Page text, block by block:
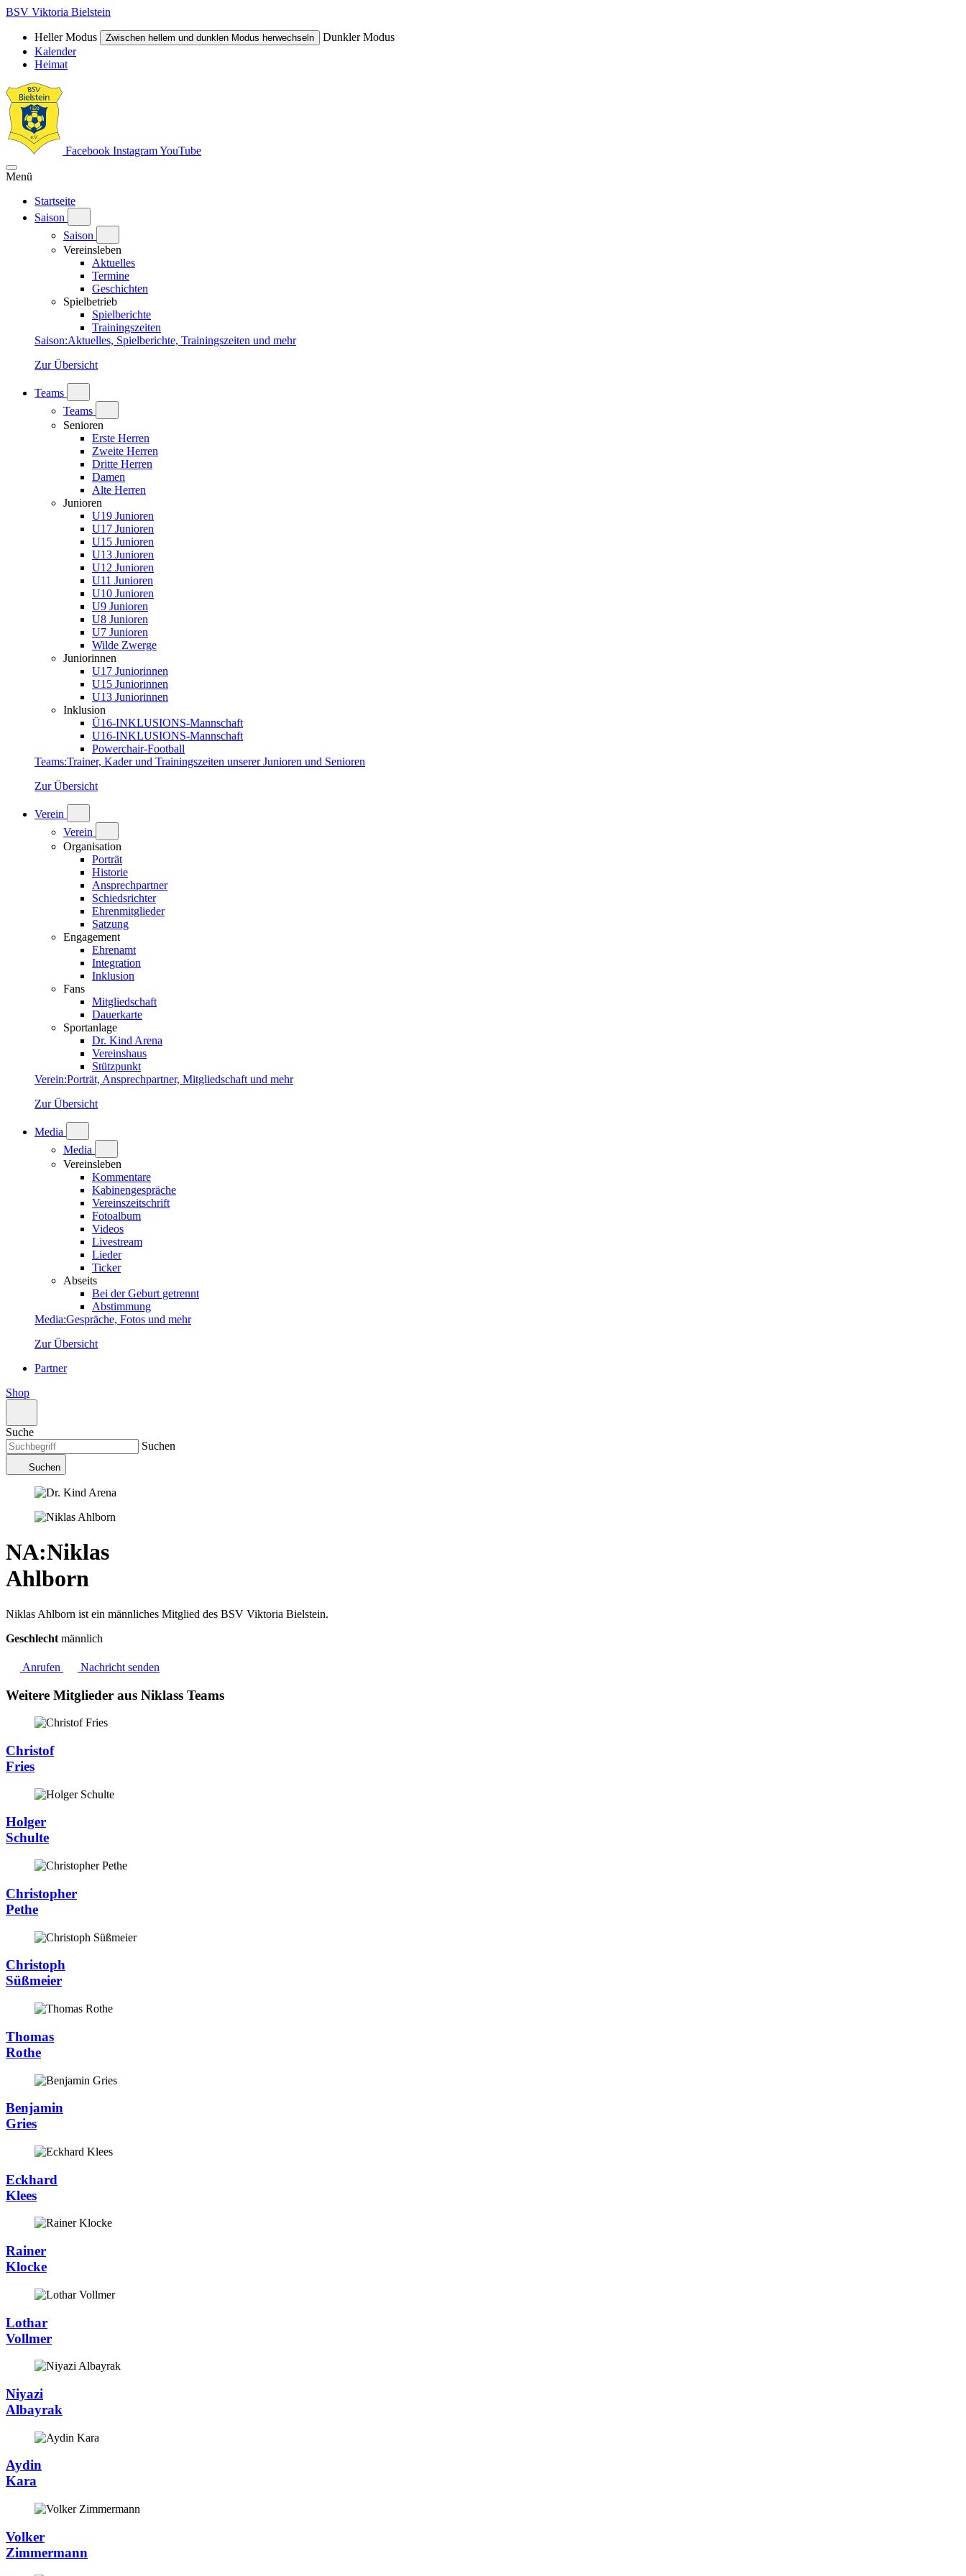
BSV Viktoria Bielstein
Heller Modus Zwischen hellem und dunklen Modus herwechseln
Dunkler Modus
Kalender
Heimat
Facebook InstagramYouTube
Menü
Startseite
Saison
Saison
Vereinsleben
Aktuelles
Termine
Geschichten
Spielbetrieb
Spielberichte
Trainingszeiten
Saison:Aktuelles, Spielberichte, Trainingszeiten und mehr
Zur Übersicht
Teams
Teams
Senioren
Erste Herren
Zweite Herren
Dritte Herren
Damen
Alte Herren
Junioren
U19 Junioren
U17 Junioren
U15 Junioren
U13 Junioren
U12 Junioren
U11 Junioren
U10 Junioren
U9 Junioren
U8 Junioren
U7 Junioren
Wilde Zwerge
Juniorinnen
U17 Juniorinnen
U15 Juniorinnen
U13 Juniorinnen
Inklusion
Ü16-INKLUSIONS-Mannschaft
U16-INKLUSIONS-Mannschaft
Powerchair-Football
Teams:Trainer, Kader und Trainingszeiten unserer Junioren und Senioren
Zur Übersicht
Verein
Verein
Organisation
Porträt
Historie
Ansprechpartner
Schiedsrichter
Ehrenmitglieder
Satzung
Engagement
Ehrenamt
Integration
Inklusion
Fans
Mitgliedschaft
Dauerkarte
Sportanlage
Dr. Kind Arena
Vereinshaus
Stützpunkt
Verein:Porträt, Ansprechpartner, Mitgliedschaft und mehr
Zur Übersicht
Media
Media
Vereinsleben
Kommentare
Kabinengespräche
Vereinszeitschrift
Fotoalbum
Videos
Livestream
Lieder
Ticker
Abseits
Bei der Geburt getrennt
Abstimmung
Media:Gespräche, Fotos und mehr
Zur Übersicht
Partner
Shop
Suche
Suchen
Suchen
NA:Niklas
Ahlborn
Niklas Ahlborn ist ein männliches Mitglied des BSV Viktoria Bielstein.
Geschlecht männlich
Anrufen Nachricht senden
Weitere Mitglieder aus Niklass Teams
Christof
Fries
Holger
Schulte
Christopher
Pethe
Christoph
Süßmeier
Thomas
Rothe
Benjamin
Gries
Eckhard
Klees
Rainer
Klocke
Lothar
Vollmer
Niyazi
Albayrak
Aydin
Kara
Volker
Zimmermann